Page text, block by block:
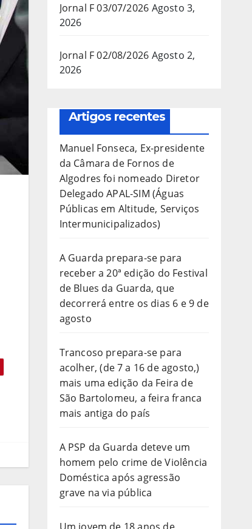
Jornal F 03/07/2026 Agosto 3,
2026
Jornal F 02/08/2026 Agosto 2,
2026
Artigos recentes
Manuel Fonseca, Ex-presidente
da Câmara de Fornos de
Algodres foi nomeado Diretor
Delegado APAL-SIM (Águas
Públicas em Altitude, Serviços
Intermunicipalizados)
A Guarda prepara-se para
receber a 20ª edição do Festival
de Blues da Guarda, que
decorrerá entre os dias 6 e 9 de
agosto
Trancoso prepara-se para
acolher, (de 7 a 16 de agosto,)
mais uma edição da Feira de
São Bartolomeu, a feira franca
mais antiga do país
A PSP da Guarda deteve um
homem pelo crime de Violência
Doméstica após agressão
grave na via pública